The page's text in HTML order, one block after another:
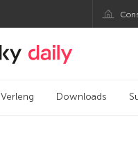
Kaspersky official blog
Verleng Downloads